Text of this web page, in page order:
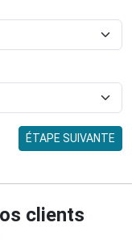
ÉTAPE SUIVANTE
clients